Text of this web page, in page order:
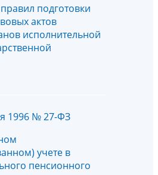
подготовки
актов
исполнительной
1996 № 27-ФЗ
учете в
пенсионного